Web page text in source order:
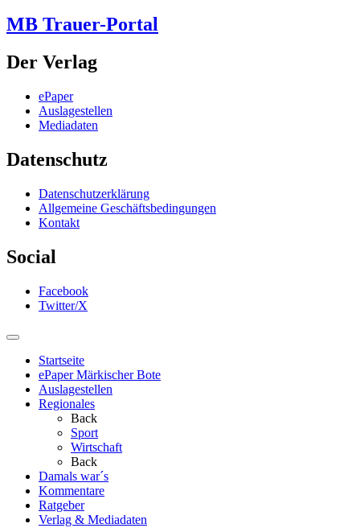
MB Trauer-Portal
Der Verlag
ePaper
Auslagestellen
Mediadaten
Datenschutz
Datenschutzerklärung
Allgemeine Geschäftsbedingungen
Kontakt
Social
Facebook
Twitter/X
Startseite
ePaper Märkischer Bote
Auslagestellen
Regionales
Back
Sport
Wirtschaft
Back
Damals war´s
Kommentare
Ratgeber
Verlag & Mediadaten